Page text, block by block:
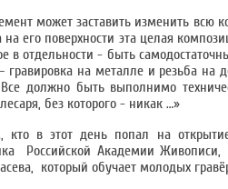
может заставить изменить всю
его поверхности эта целая
в отдельности - быть
гравировка на металле и резьба
должно быть выполнимо
без которого - никак …»
в этот день попал на
Российской Академии Живописи,
который обучает молодых